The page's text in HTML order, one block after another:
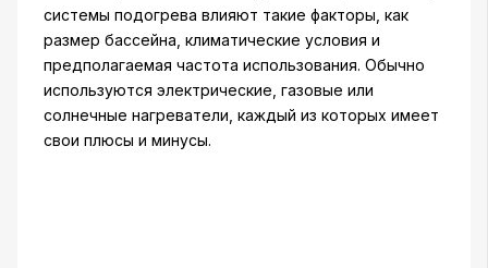
системы подогрева влияют такие факторы, как
размер бассейна, климатические условия и
предполагаемая частота использования. Обычно
используются электрические, газовые или
солнечные нагреватели, каждый из которых имеет
свои плюсы и минусы.